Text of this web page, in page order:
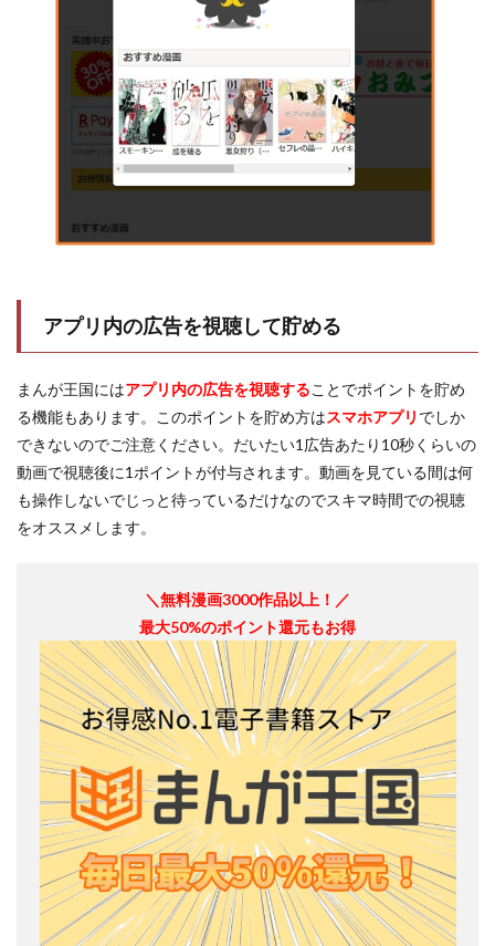
アプリ内の広告を視聴して貯める
まんが王国にはアプリ内の広告を視聴することでポイントを貯め
る機能もあります。このポイントを貯め方はスマホアプリ でしか
できないのでご注意ください。だいたい1広告あたり10秒くらいの
動画で視聴後に1ポイントが付与されます。動画を見ている間は何
も操作しないでじっと待っているだけなのでスキマ時間での視聴
をオススメします。
＼無料漫画3000作品以上！／
最大50%のポイント還元もお得